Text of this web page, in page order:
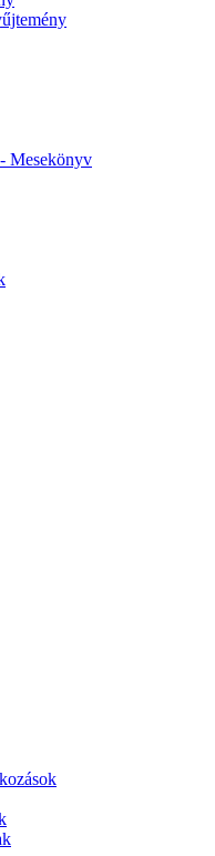
Mesekönyv